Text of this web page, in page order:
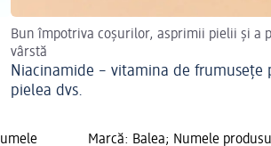
Bun împotriva coșurilor, asprimii pielii și a
vârstă
Niacinamide – vitamina de frumusețe
pielea dvs.
Marcă: Balea; Numele